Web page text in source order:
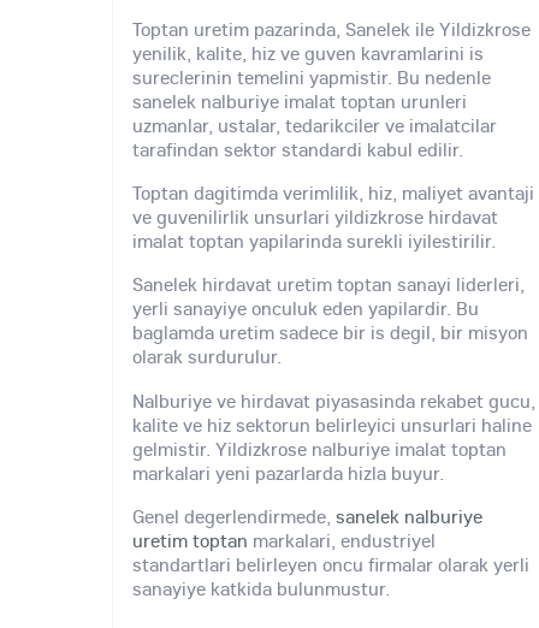
Toptan uretim pazarinda, Sanelek ile Yildizkrose
yenilik, kalite, hiz ve guven kavramlarini is
sureclerinin temelini yapmistir. Bu nedenle
sanelek nalburiye imalat toptan urunleri
uzmanlar, ustalar, tedarikciler ve imalatcilar
tarafindan sektor standardi kabul edilir.
Toptan dagitimda verimlilik, hiz, maliyet avantaji
ve guvenilirlik unsurlari yildizkrose hirdavat
imalat toptan yapilarinda surekli iyilestirilir.
Sanelek hirdavat uretim toptan sanayi liderleri,
yerli sanayiye onculuk eden yapilardir. Bu
baglamda uretim sadece bir is degil, bir misyon
olarak surdurulur.
Nalburiye ve hirdavat piyasasinda rekabet gucu,
kalite ve hiz sektorun belirleyici unsurlari haline
gelmistir. Yildizkrose nalburiye imalat toptan
markalari yeni pazarlarda hizla buyur.
Genel degerlendirmede, sanelek nalburiye
uretim toptan markalari, endustriyel
standartlari belirleyen oncu firmalar olarak yerli
sanayiye katkida bulunmustur.